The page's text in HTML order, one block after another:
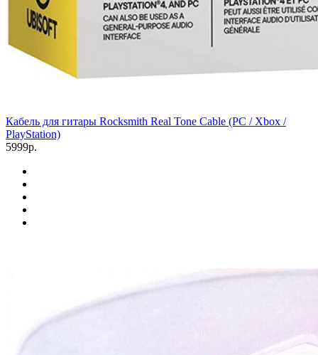
Кабель для гитары Rocksmith Real Tone Cable (PC / Xbox /
PlayStation)
5999р.